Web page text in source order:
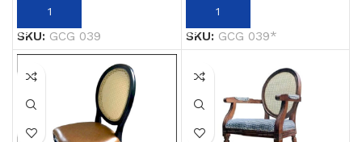
THÊM VÀO GIỎ HÀNG
SKU: GCG 039
THÊM VÀO GIỎ HÀNG
SKU: GCG 039*